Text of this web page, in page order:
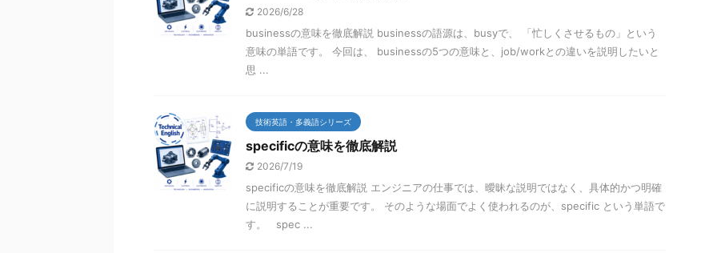
2026/6/28
businessの意味を徹底解説 businessの語源は、busyで、 「忙しくさせるもの」という
意味の単語です。 今回は、 businessの5つの意味と、job/workとの違いを説明したいと
思 ...
技術英語・多義語シリーズ
specificの意味を徹底解説
2026/7/19
specificの意味を徹底解説 エンジニアの仕事では、曖昧な説明ではなく、具体的かつ明確
に説明することが重要です。 そのような場面でよく使われるのが、specific という単語で
す。 spec ...